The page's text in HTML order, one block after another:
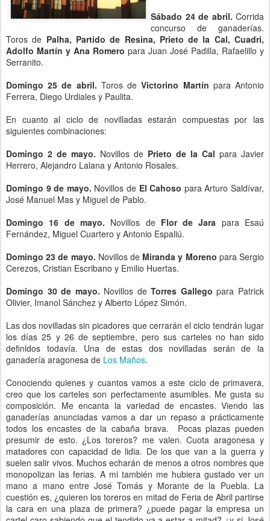
Sábado 24 de abril. Corrida
concurso de ganaderías.
Toros de Palha, Partido de Resina, Prieto de la Cal, Cuadri,
Adolfo Martín y Ana Romero para Juan José Padilla, Rafaelillo y
Serranito.
Domingo 25 de abril. Toros deVictorino Martín para Antonio
Ferrera, Diego Urdiales y Paulita.
En cuanto al ciclo de novilladas estarán compuestas por las
siguientes combinaciones:
Domingo 2 de mayo. Novillos de Prieto de la Cal para Javier
Herrero, Alejandro Lalana y Antonio Rosales.
Domingo 9 de mayo. Novillos de El Cahoso para Arturo Saldívar,
José Manuel Mas y Miguel de Pablo.
Domingo 16 de mayo. Novillos de Flor de Jara para Esaú
Fernández, Miguel Cuartero y Antonio Espaliú.
Domingo 23 de mayo. Novillos de Miranda y Moreno para Sergio
Cerezos, Cristian Escribano y Emilio Huertas.
Domingo 30 de mayo. Novillos deTorres Gallego para Patrick
Olivier, Imanol Sánchez y Alberto López Simón.
Las dos novilladas sin picadores que cerrarán el ciclo tendrán lugar
los días 25 y 26 de septiembre, pero sus carteles no han sido
definidos todavía. Una de estas dos novilladas serán de la
ganadería aragonesa de Los Maños.
Conociendo quienes y cuantos vamos a este ciclo de primavera,
creo que los carteles son perfectamente asumibles. Me gusta su
composición. Me encanta la variedad de encastes. Viendo las
ganaderías anunciadas vamos a dar un repaso a prácticamente
todos los encastes de la cabaña brava. Pocas plazas pueden
presumir de esto. ¿Los toreros? me valen. Cuota aragonesa y
matadores con capacidad de lidia. De los que van a la guerra y
suelen salir vivos. Muchos echarán de menos a otros nombres que
monopolizan las ferias. A mi también me hubiera gustado ver un
mano a mano entre José Tomás y Morante de la Puebla. La
cuestión es, ¿quieren los toreros en mitad de Feria de Abril partirse
la cara en una plaza de primera? ¿puede pagar la empresa un